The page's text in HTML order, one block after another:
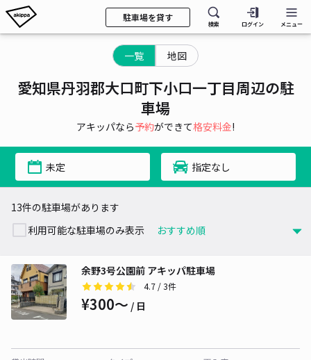
駐車場を貸す
検索 ログイン メニュー
一覧 地図
愛知県丹羽郡大口町下小口一丁目周辺の駐
車場
アキッパなら予約ができて格安料金!
未定 指定なし
13件の駐車場があります
利用可能な駐車場のみ表示
余野3号公園前 アキッパ駐車場
4.7 / 3件
¥300〜 / 日